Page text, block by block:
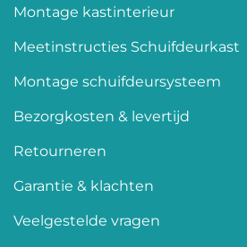
Montage kastinterieur
Meetinstructies Schuifdeurkast
Montage schuifdeursysteem
Bezorgkosten & levertijd
Retourneren
Garantie & klachten
Veelgestelde vragen